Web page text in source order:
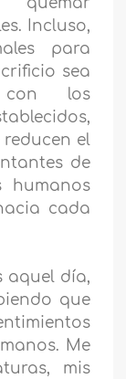
Incluso,
para
sea
con los
el
de
humanos
cada
aquel día,
que
Me
mis